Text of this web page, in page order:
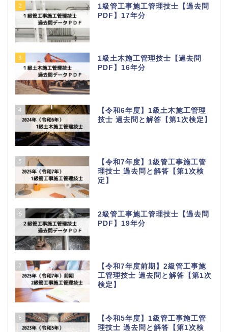
2
1級管工事施工管理技士【過去問
PDF】17年分
3
1級土木施工管理技士【過去問
PDF】16年分
4
【令和6年度】1級土木施工管理
技士 過去問と解答【第1次検定】
5
【令和7年度】1級管工事施工管
理技士 過去問と解答【第1次検
定】
6
2級管工事施工管理技士【過去問
PDF】19年分
7
【令和7年度前期】2級管工事施
工管理技士 過去問と解答【第1次
検定】
8
【令和5年度】1級管工事施工管
理技士 過去問と解答【第1次検